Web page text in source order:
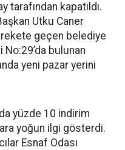
tarafından kapatıldı.
Utku Caner
geçen belediye
bulunan
yeni pazar yerini
yüzde 10 indirim
yoğun ilgi gösterdi.
Esnaf Odası